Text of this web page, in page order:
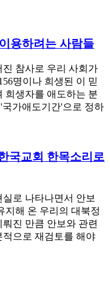
용하려는 사람들
참사로 우리 사회가
명이나 희생된 이 믿
희생자를 애도하는 분
가애도기간'으로 정하
국교회 한목소리로
로 나타나면서 안보
지해 온 우리의 대북정
진 만큼 안보와 관련
으로 재검토를 해야